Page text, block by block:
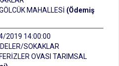
MAHALLESİ (Ödemiş
2019 14:00:00
SOKAKLAR
OVASI TARIMSAL